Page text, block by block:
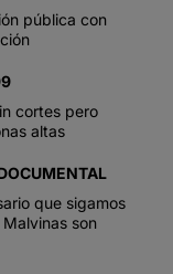
pública con
cortes pero
altas
que sigamos
son